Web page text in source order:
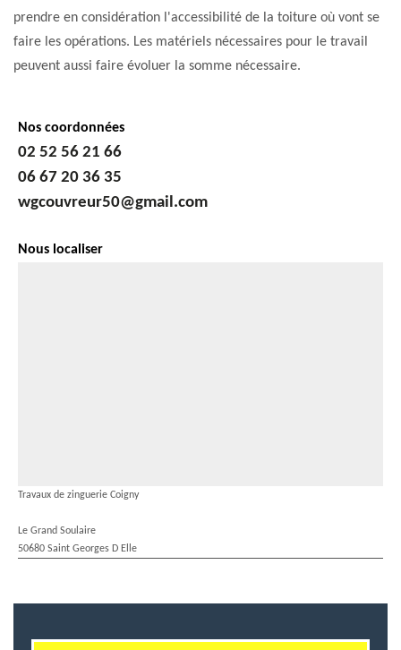
prendre en considération l'accessibilité de la toiture où vont se
faire les opérations. Les matériels nécessaires pour le travail
peuvent aussi faire évoluer la somme nécessaire.
Nos coordonnées
02 52 56 21 66
06 67 20 36 35
wgcouvreur50@gmail.com
Nous localiser
Travaux de zinguerie Coigny
Le Grand Soulaire
50680 Saint Georges D Elle